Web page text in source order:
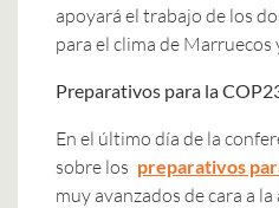
apoyará el trabajo de los
para el clima de Marruecos
Preparativos para la
En el último día de la
sobre los preparativos
muy avanzados de cara a